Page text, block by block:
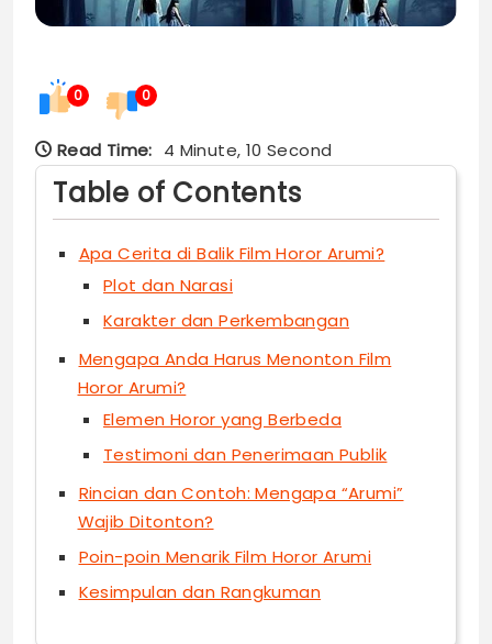
0 0
Read Time: 4 Minute, 10 Second
Table of Contents
Apa Cerita di Balik Film Horor Arumi?
Plot dan Narasi
Karakter dan Perkembangan
Mengapa Anda Harus Menonton Film
Horor Arumi?
Elemen Horor yang Berbeda
Testimoni dan Penerimaan Publik
Rincian dan Contoh: Mengapa “Arumi”
Wajib Ditonton?
Poin-poin Menarik Film Horor Arumi
Kesimpulan dan Rangkuman